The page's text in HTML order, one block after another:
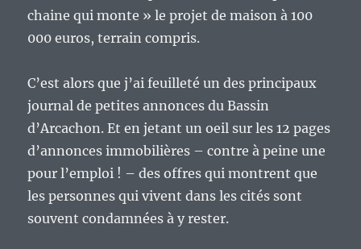
chaine qui monte » le projet de maison à 100
000 euros, terrain compris.
C’est alors que j’ai feuilleté un des principaux
journal de petites annonces du Bassin
d’Arcachon. Et en jetant un oeil sur les 12 pages
d’annonces immobilières – contre à peine une
pour l’emploi ! – des offres qui montrent que
les personnes qui vivent dans les cités sont
souvent condamnées à y rester.